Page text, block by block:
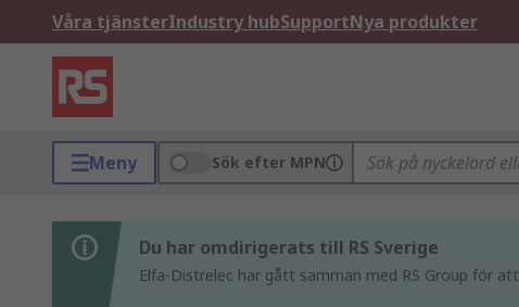
Våra tjänsterIndustry hubSupportNya produkter
Meny Sök efter MPN
Du har omdirigerats till RS Sverige
Elfa-Distrelec har gått samman med RS Group för